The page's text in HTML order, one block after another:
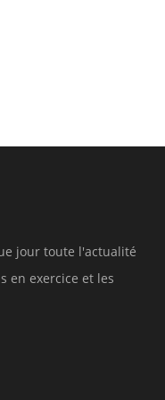
jour toute l'actualité
en exercice et les